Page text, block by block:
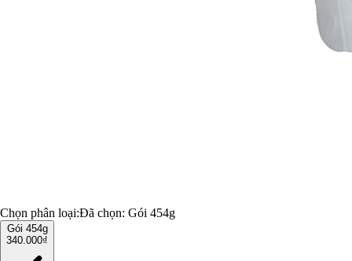
Chọn phân loại:Đã chọn: Gói 454g
Gói 454g
340.000₫